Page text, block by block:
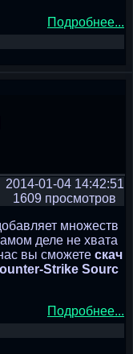
Подробнее...
2014-01-04 14:42:51
1609 просмотров
множеств
деле не хвата
вы сможете скач
Strike Sourc
Подробнее...